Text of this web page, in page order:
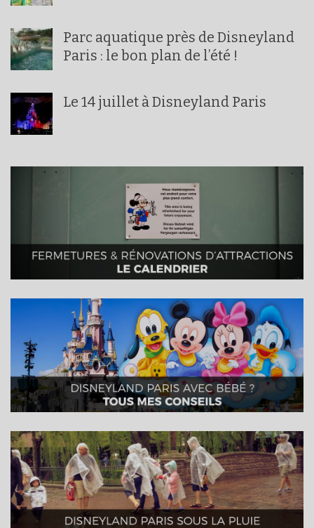
Parc aquatique près de Disneyland
Paris : le bon plan de l’été !
Le 14 juillet à Disneyland Paris